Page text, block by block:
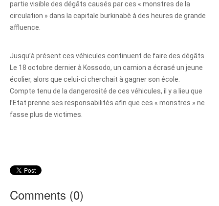
partie visible des dégâts causés par ces « monstres de la
circulation » dans la capitale burkinabè à des heures de grande
affluence.
Jusqu’à présent ces véhicules continuent de faire des dégâts.
Le 18 octobre dernier à Kossodo, un camion a écrasé un jeune
écolier, alors que celui-ci cherchait à gagner son école.
Compte tenu de la dangerosité de ces véhicules, il y a lieu que
l’Etat prenne ses responsabilités afin que ces « monstres » ne
fasse plus de victimes.
Comments (0)